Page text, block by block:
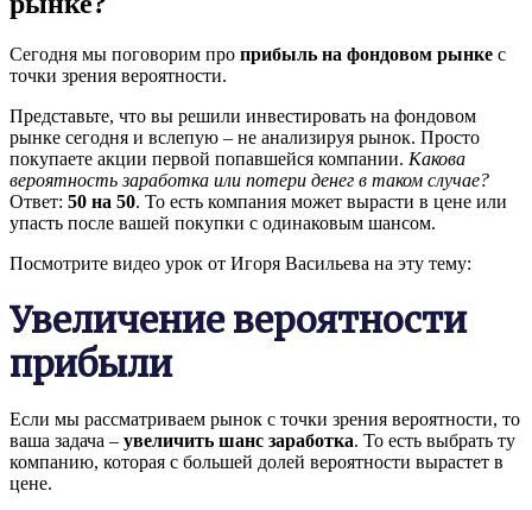
Сегодня мы поговорим про прибыль на фондовом рынке с
точки зрения вероятности.
Представьте, что вы решили инвестировать на фондовом
рынке сегодня и вслепую – не анализируя рынок. Просто
покупаете акции первой попавшейся компании. Какова
вероятность заработка или потери денег в таком случае?
Ответ: 50 на 50. То есть компания может вырасти в цене или
упасть после вашей покупки с одинаковым шансом.
Посмотрите видео урок от Игоря Васильева на эту тему:
Увеличение вероятности
прибыли
Если мы рассматриваем рынок с точки зрения вероятности, то
ваша задача – увеличить шанс заработка. То есть выбрать ту
компанию, которая с большей долей вероятности вырастет в
цене.